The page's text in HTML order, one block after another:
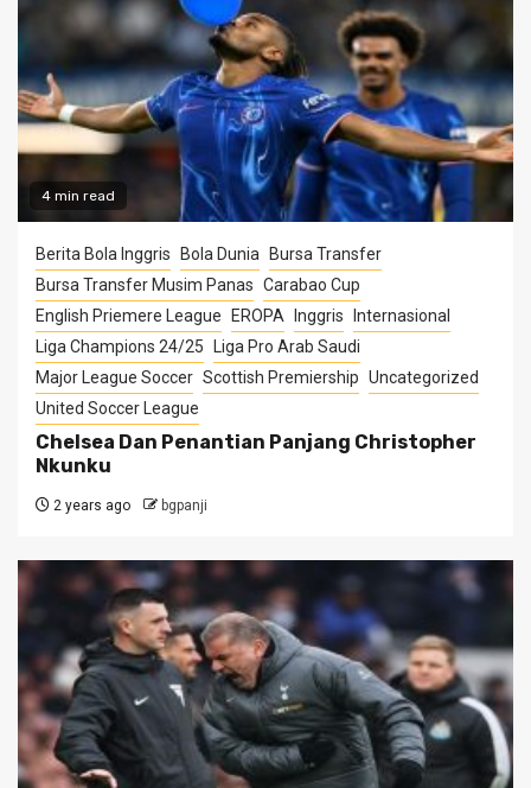
4 min read
Berita Bola Inggris Bola Dunia
Bursa Transfer
Bursa Transfer Musim Panas Carabao Cup
English Priemere League
EROPA Inggris
Internasional
Liga Champions 24/25
Liga Pro Arab Saudi
Major League Soccer Scottish Premiership Uncategorized
United Soccer League
Chelsea Dan Penantian Panjang Christopher
Nkunku
2 years ago bgpanji